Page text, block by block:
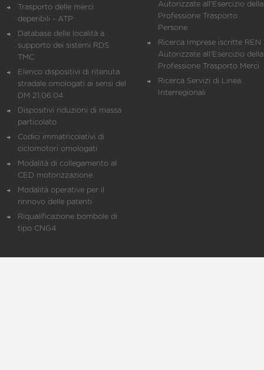
Trasporto delle merci
deperibili - ATP
Database delle località a
supporto dei sistemi RDS
TMC
Elenco dispositivi di ritenuta
stradale omologati ai sensi del
DM 21.06.04
Dispositivi riduzioni di massa
particolato
Codici immatricolativi di
ciclomotori omologati
Modalità di collegamento al
CED motorizzazione
Modalità operative per il
rinnovo delle patenti
Riqualificazione bombole di
tipo CNG4
Autorizzate all'Esercizio della
Professione Trasporto
Persone
Ricerca Imprese iscritte REN
Autorizzate all'Esercizio della
Professione Trasporto Merci
Ricerca Servizi di Linea
Interregionali